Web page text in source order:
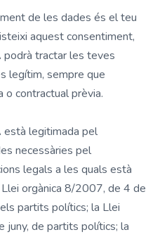
de les dades és el teu
aquest consentiment,
podrà tractar les teves
legítim, sempre que
o contractual prèvia.
està legitimada pel
necessàries pel
legals a les quals està
orgànica 8/2007, de 4 de
partits polítics; la Llei
de partits polítics; la